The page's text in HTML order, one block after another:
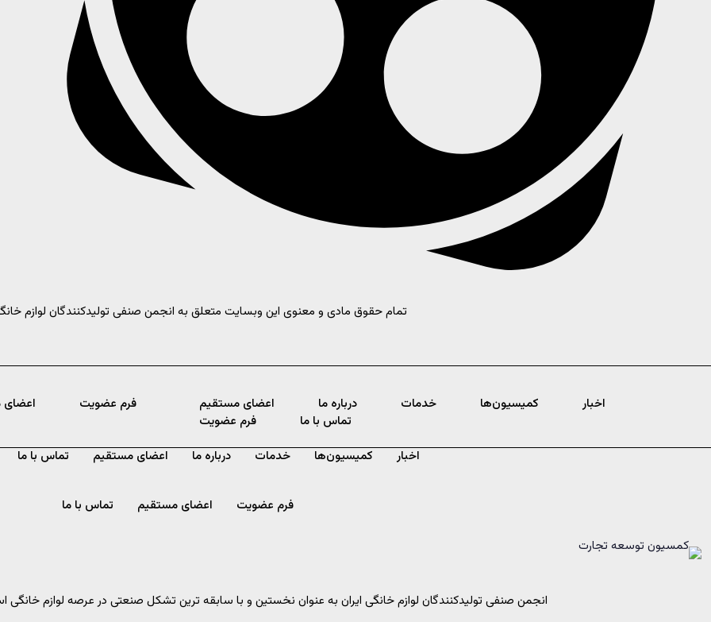
تمام حقوق مادی و معنوی این وبسایت متعلق به انجمن صنفی تولیدکنندگان لوازم
اخبار کمیسیون‌ها خدمات درباره ما
اعضای مستقیم
تماس با ما
فرم عضویت
فرم عضویت
اخبار کمیسیون‌ها خدمات درباره ما اعضای مستقیم تماس با ما
فرم عضویت اعضای مستقیم تماس با ما
انجمن صنفی تولیدکنندگان لوازم خانگی ایران به عنوان نخستین و با سابقه ترین تشکل صنعتی در عرصه لوازم خانگی است که در سال